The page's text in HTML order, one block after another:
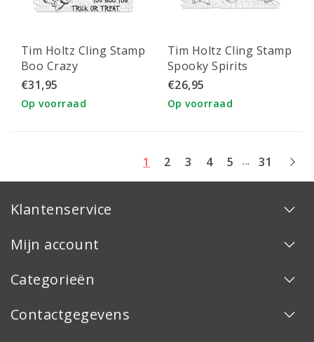
Tim Holtz Cling Stamp
Boo Crazy
€31,95
Op voorraad
Tim Holtz Cling Stamp
Spooky Spirits
€26,95
Op voorraad
1 2 3 4 5 ... 31
Klantenservice
Mijn account
Categorieën
Contactgegevens